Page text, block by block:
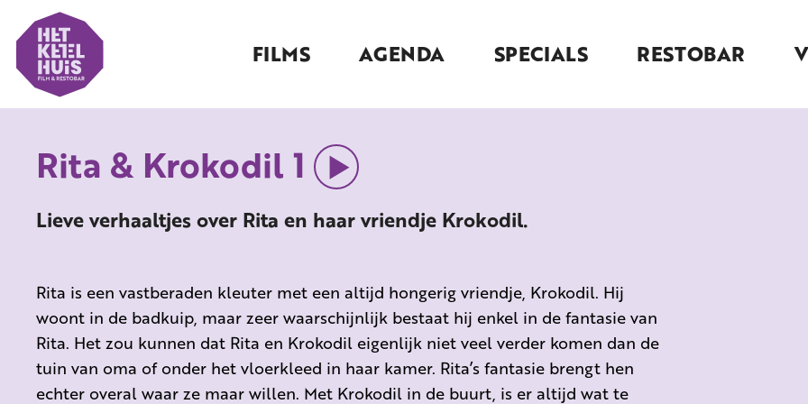
FILMS AGENDA SPECIALS RESTOBAR
Rita & Krokodil 1
Lieve verhaaltjes over Rita en haar vriendje Krokodil.
Rita is een vastberaden kleuter met een altijd hongerig vriendje, Krokodil. Hij
woont in de badkuip, maar zeer waarschijnlijk bestaat hij enkel in de fantasie van
Rita. Het zou kunnen dat Rita en Krokodil eigenlijk niet veel verder komen dan de
tuin van oma of onder het vloerkleed in haar kamer. Rita’s fantasie brengt hen
echter overal waar ze maar willen. Met Krokodil in de buurt, is er altijd wat te